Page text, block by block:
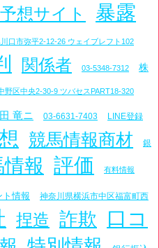
想サイト 暴露
口市弥平2-12-26 ウェイブレフト102
関係者 03-5348-7312 株
野区中央2-30-9 ツバセスPART18-320
竜ニ 03-6631-7403 LINE登録
競馬情報商材 銀
報 評価 有料情報
ト情報 神奈川県横浜市中区福富町西
捏造 詐欺
口コ